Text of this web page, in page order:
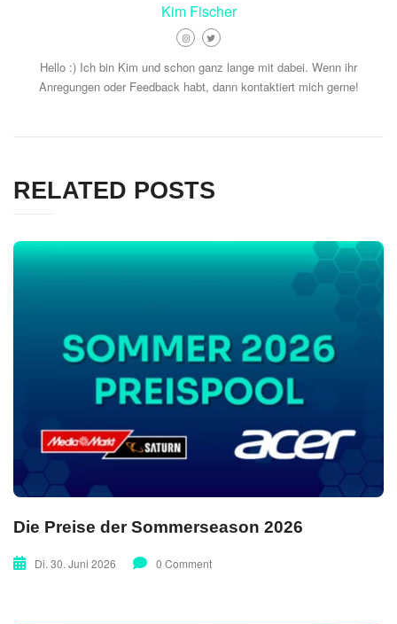
Kim Fischer
Hello :) Ich bin Kim und schon ganz lange mit dabei. Wenn ihr
Anregungen oder Feedback habt, dann kontaktiert mich gerne!
RELATED POSTS
Die Preise der Sommerseason 2026
Di. 30. Juni 2026 0 Comment